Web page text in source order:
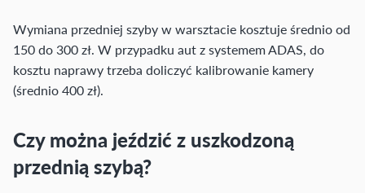
Wymiana przedniej szyby w warsztacie kosztuje średnio od
150 do 300 zł. W przypadku aut z systemem ADAS, do
kosztu naprawy trzeba doliczyć kalibrowanie kamery
(średnio 400 zł).
Czy można jeździć z uszkodzoną
przednią szybą?